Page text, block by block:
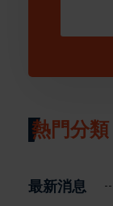
熱門分類
最新消息